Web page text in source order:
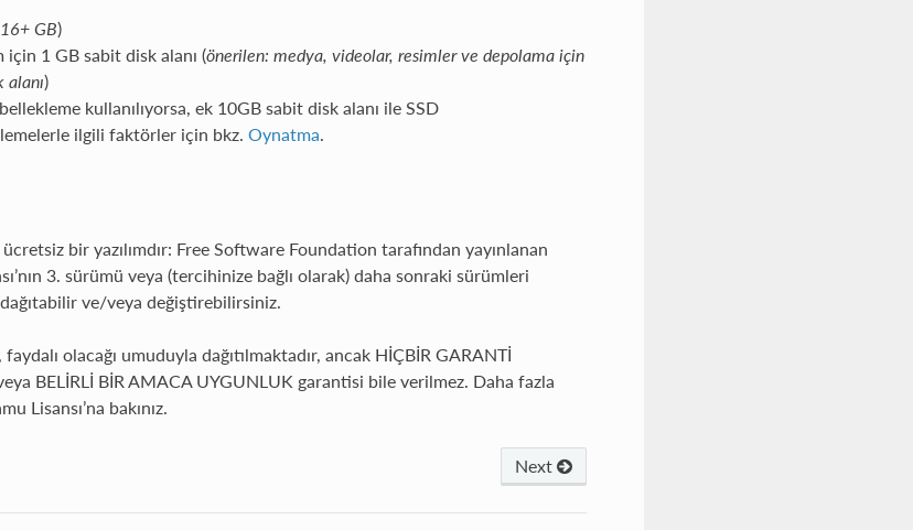
GB)
için 1 GB sabit disk alanı (önerilen: medya, videolar, resimler ve depolama için
alanı)
kullanılıyorsa, ek 10GB sabit disk alanı ile SSD
ilgili faktörler için bkz. Oynatma
bir yazılımdır: Free Software Foundation tarafından yayınlanan
3. sürümü veya (tercihinize bağlı olarak) daha sonraki sürümleri
ve/veya değiştirebilirsiniz.
olacağı umuduyla dağıtılmaktadır, ancak HİÇBİR GARANTİ
BELİRLİ BİR AMACA UYGUNLUK garantisi bile verilmez. Daha fazla
Lisansı’na bakınız.
Next